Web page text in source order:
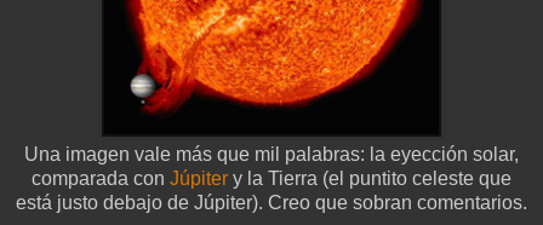
Una imagen vale más que mil palabras: la eyección solar,
comparada con Júpiter y la Tierra (el puntito celeste que
está justo debajo de Júpiter). Creo que sobran comentarios.